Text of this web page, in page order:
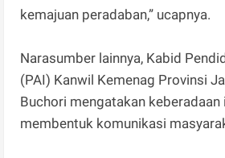
kemajuan peradaban,” ucapnya.
Narasumber lainnya, Kabid
(PAI) Kanwil Kemenag Provinsi
Buchori mengatakan
membentuk komunikasi